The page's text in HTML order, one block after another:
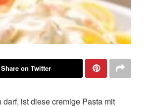
Share on Twitter
ist diese cremige Pasta mit